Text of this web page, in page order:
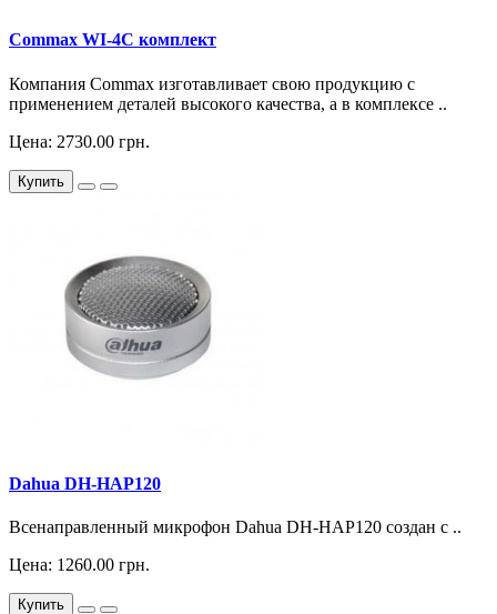
Commax WI-4C комплект
Компания Commax изготавливает свою продукцию с
применением деталей высокого качества, а в комплексе ..
Цена: 2730.00 грн.
Купить
Dahua DH-HAP120
Всенаправленный микрофон Dahua DH-HAP120 создан с ..
Цена: 1260.00 грн.
Купить